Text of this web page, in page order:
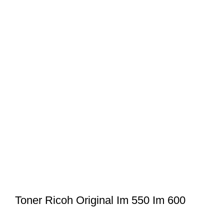
Toner Ricoh Original Im 550 Im 600